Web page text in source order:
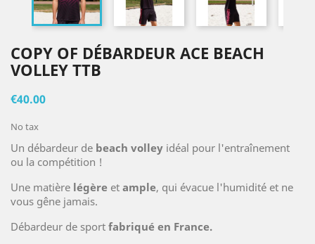
COPY OF DÉBARDEUR ACE BEACH
VOLLEY TTB
€40.00
No tax
Un débardeur de beach volley idéal pour l'entraînement
ou la compétition !
Une matière légère et ample, qui évacue l'humidité et ne
vous gêne jamais.
Débardeur de sport fabriqué en France.